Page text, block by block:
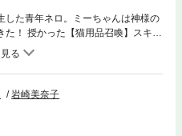
した青年ネロ。ミーちゃんは神様の
！ 授かった【猫用品召喚】スキル
、のんびり異世界生活が始まる！
したもので、本編内容は同一のもの
い。
岩崎美奈子